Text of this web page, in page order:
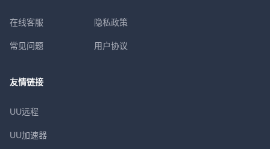
在线客服
常见问题
隐私政策
用户协议
友情链接
UU远程
UU加速器